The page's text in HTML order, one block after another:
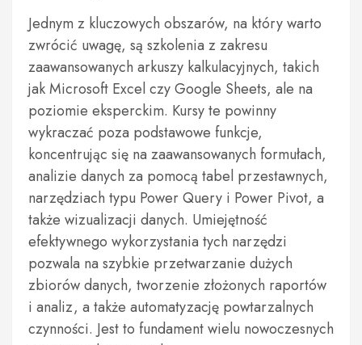
Jednym z kluczowych obszarów, na który warto
zwrócić uwagę, są szkolenia z zakresu
zaawansowanych arkuszy kalkulacyjnych, takich
jak Microsoft Excel czy Google Sheets, ale na
poziomie eksperckim. Kursy te powinny
wykraczać poza podstawowe funkcje,
koncentrując się na zaawansowanych formułach,
analizie danych za pomocą tabel przestawnych,
narzędziach typu Power Query i Power Pivot, a
także wizualizacji danych. Umiejętność
efektywnego wykorzystania tych narzędzi
pozwala na szybkie przetwarzanie dużych
zbiorów danych, tworzenie złożonych raportów
i analiz, a także automatyzację powtarzalnych
czynności. Jest to fundament wielu nowoczesnych